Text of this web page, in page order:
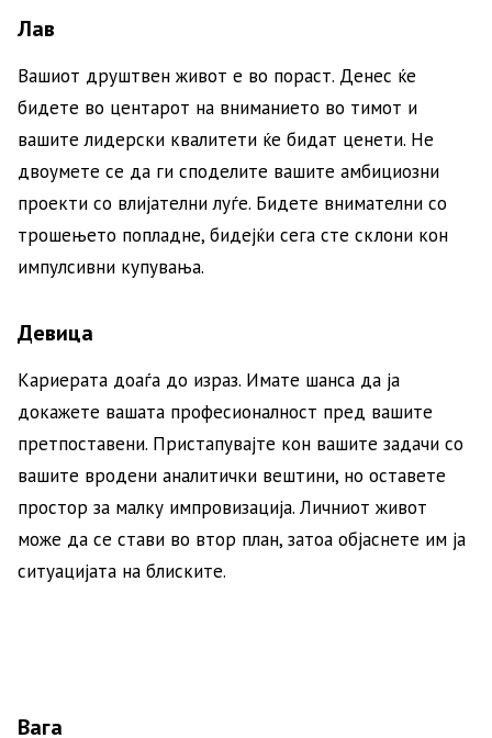
Лав
Вашиот друштвен живот е во пораст. Денес ќе
бидете во центарот на вниманието во тимот и
вашите лидерски квалитети ќе бидат ценети. Не
двоумете се да ги споделите вашите амбициозни
проекти со влијателни луѓе. Бидете внимателни со
трошењето попладне, бидејќи сега сте склони кон
импулсивни купувања.
Девица
Кариерата доаѓа до израз. Имате шанса да ја
докажете вашата професионалност пред вашите
претпоставени. Пристапувајте кон вашите задачи со
вашите вродени аналитички вештини, но оставете
простор за малку импровизација. Личниот живот
може да се стави во втор план, затоа објаснете им ја
ситуацијата на блиските.
Вага